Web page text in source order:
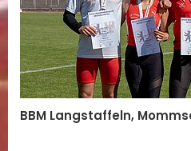
BBM Langstaffeln,